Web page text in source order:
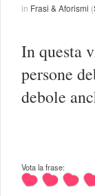
in Frasi & Aforismi (
In questa
persone
debole
Vota la frase: